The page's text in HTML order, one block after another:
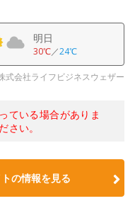
明日
30℃／24℃
式会社ライフビジネスウェザー
ている場合がありま
さい。
の情報を見る